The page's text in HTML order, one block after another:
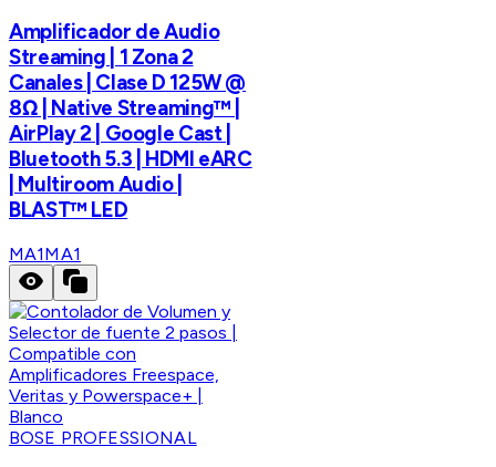
Amplificador de Audio
Streaming | 1 Zona 2
Canales | Clase D 125W @
8Ω | Native Streaming™ |
AirPlay 2 | Google Cast |
Bluetooth 5.3 | HDMI eARC
| Multiroom Audio |
BLAST™ LED
MA1MA1
BOSE PROFESSIONAL